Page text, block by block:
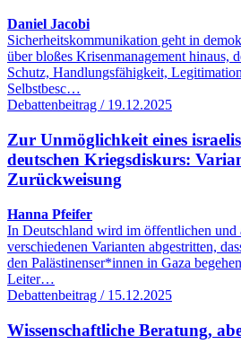
Daniel Jacobi
Sicherheitskommunikation geht in
über bloßes Krisenmanagement hinaus,
Schutz, Handlungsfähigkeit,
Selbstbesc…
Debattenbeitrag / 19.12.2025
Zur Unmöglichkeit eines
deutschen Kriegsdiskurs:
Zurückweisung
Hanna Pfeifer
In Deutschland wird im öffentlichen und
verschiedenen Varianten abgestritten,
den Palästinenser*innen in Gaza
Leiter…
Debattenbeitrag / 15.12.2025
Wissenschaftliche Beratung,